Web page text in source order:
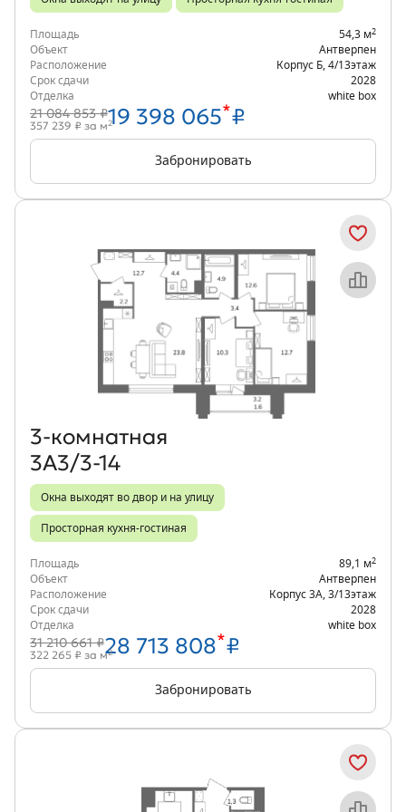
Площадь 54,3 м2
Объект
Антверпен
Расположение
Корпус Б 4/13этаж
Срок сдачи
2028
Отделка
white box
21 084 853 ₽19 398 065*₽
357 239 ₽ за м2
Забронировать
Объект месяца
3‑комнатная
3А3/3-14
Окна выходят во двор и на улицу
Просторная кухня-гостиная
Площадь 89,1 м2
Объект
Антверпен
Расположение
Корпус 3А 3/13этаж
Срок сдачи
2028
Отделка
white box
31 210 661 ₽28 713 808*₽
322 265 ₽ за м2
Забронировать